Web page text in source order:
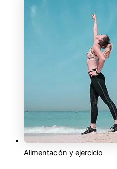
Alimentación y ejercicio